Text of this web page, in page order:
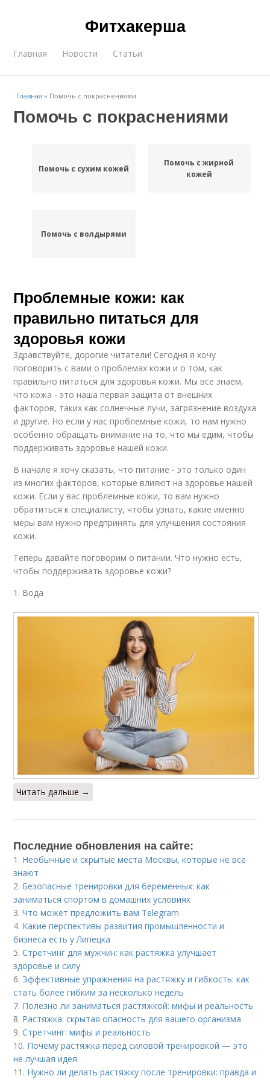
Фитхакерша
Главная Новости Статьи
Главная » Помочь с покраснениями
Помочь с покраснениями
Помочь с сухим кожей
Помочь с жирной
кожей
Помочь с волдырями
Проблемные кожи: как
правильно питаться для
здоровья кожи
Здравствуйте, дорогие читатели! Сегодня я хочу
поговорить с вами о проблемах кожи и о том, как
правильно питаться для здоровья кожи. Мы все знаем,
что кожа - это наша первая защита от внешних
факторов, таких как солнечные лучи, загрязнение воздуха
и другие. Но если у нас проблемные кожи, то нам нужно
особенно обращать внимание на то, что мы едим, чтобы
поддерживать здоровье нашей кожи.
В начале я хочу сказать, что питание - это только один
из многих факторов, которые влияют на здоровье нашей
кожи. Если у вас проблемные кожи, то вам нужно
обратиться к специалисту, чтобы узнать, какие именно
меры вам нужно предпринять для улучшения состояния
кожи.
Теперь давайте поговорим о питании. Что нужно есть,
чтобы поддерживать здоровье кожи?
1. Вода
Читать дальше →
Последние обновления на сайте:
1. Необычные и скрытые места Москвы, которые не все
знают
2. Безопасные тренировки для беременных: как
заниматься спортом в домашних условиях
3.Что может предложить вам Telegram
4. Какие перспективы развития промышленности и
бизнеса есть у Липецка
5.Стретчинг для мужчин: как растяжка улучшает
здоровье и силу
6. Эффективные упражнения на растяжку и гибкость: как
стать более гибким за несколько недель
7. Полезно ли заниматься растяжкой: мифы и реальность
8. Растяжка: скрытая опасность для вашего организма
9.Стретчинг: мифы и реальность
10. Почему растяжка перед силовой тренировкой — это
не лучшая идея
11. Нужно ли делать растяжку после тренировки: правда и